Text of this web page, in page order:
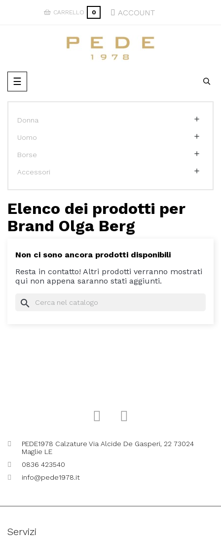
CARRELLO 0 ACCOUNT
navigazione
Toggle
☰
Donna 
Uomo 
Borse 
Accessori 
Elenco dei prodotti per
Brand Olga Berg
Non ci sono ancora prodotti disponibili
Resta in contatto! Altri prodotti verranno mostrati
qui non appena saranno stati aggiunti.
search
PEDE1978 Calzature Via Alcide De Gasperi, 22 73024
Maglie LE
0836 423540
info@pede1978.it
Servizi